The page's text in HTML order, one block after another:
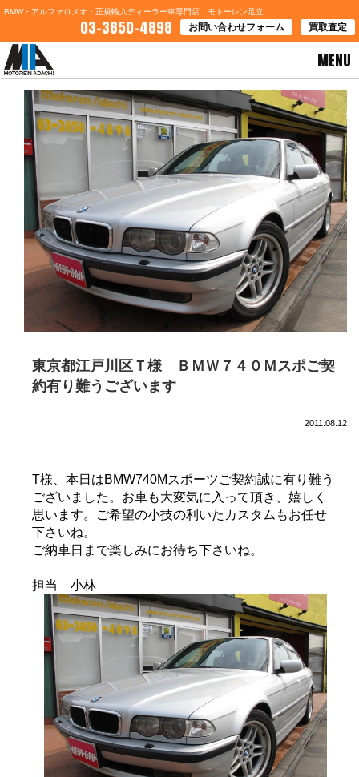
BMW・アルファロメオ・正規輸入ディーラー車専門店 モトーレン足立
03-3850-4898 お問い合わせフォーム 買取査定
MENU
HOME>ブログ一覧
東京都江戸川区Ｔ様 ＢＭＷ７４０Ｍスポご契
約有り難うございます
2011.08.12
T様、本日はBMW740Mスポーツご契約誠に有り難う
ございました。お車も大変気に入って頂き、嬉しく
思います。ご希望の小技の利いたカスタムもお任せ
下さいね。
ご納車日まで楽しみにお待ち下さいね。
担当 小林